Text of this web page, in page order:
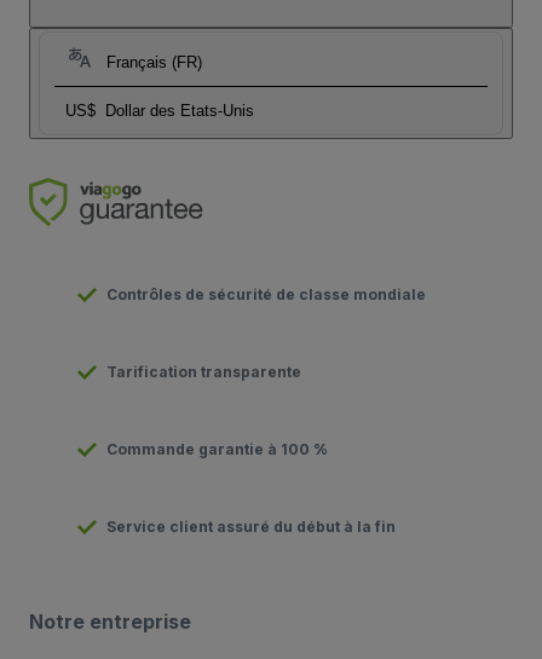
Français (FR)
US$ Dollar des Etats-Unis
Contrôles de sécurité de classe mondiale
Tarification transparente
Commande garantie à 100 %
Service client assuré du début à la fin
Notre entreprise